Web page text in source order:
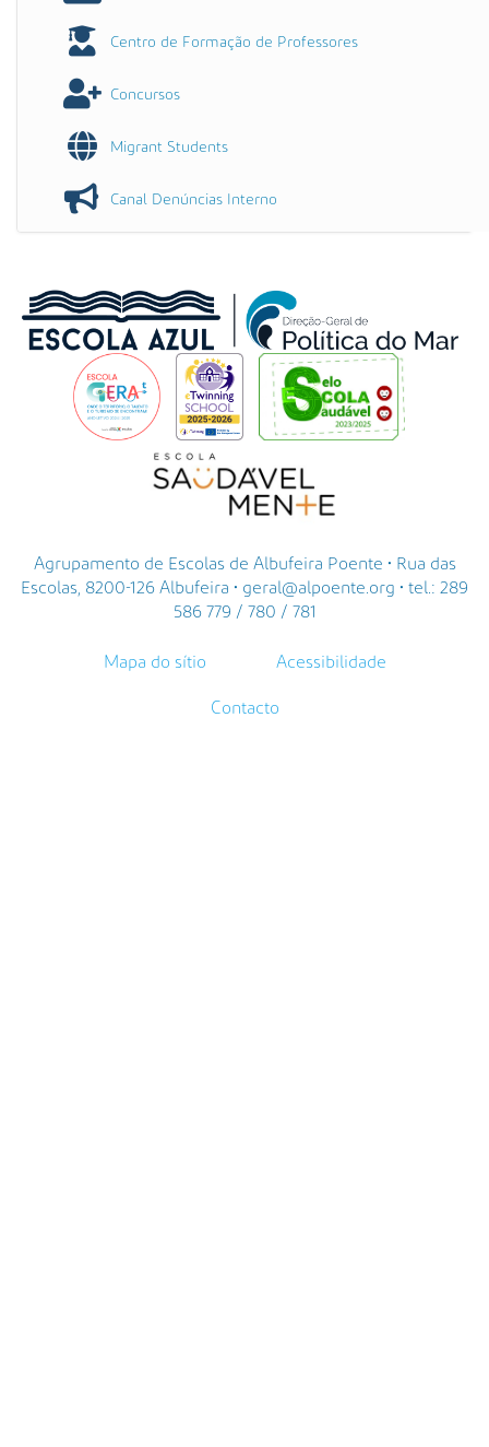
Centro de Formação de Professores
Concursos
Migrant Students
Canal Denúncias Interno
Agrupamento de Escolas de Albufeira Poente • Rua das
Escolas, 8200-126 Albufeira • geral@alpoente.org • tel.: 289
586 779 / 780 / 781
Mapa do sítio Acessibilidade
Contacto